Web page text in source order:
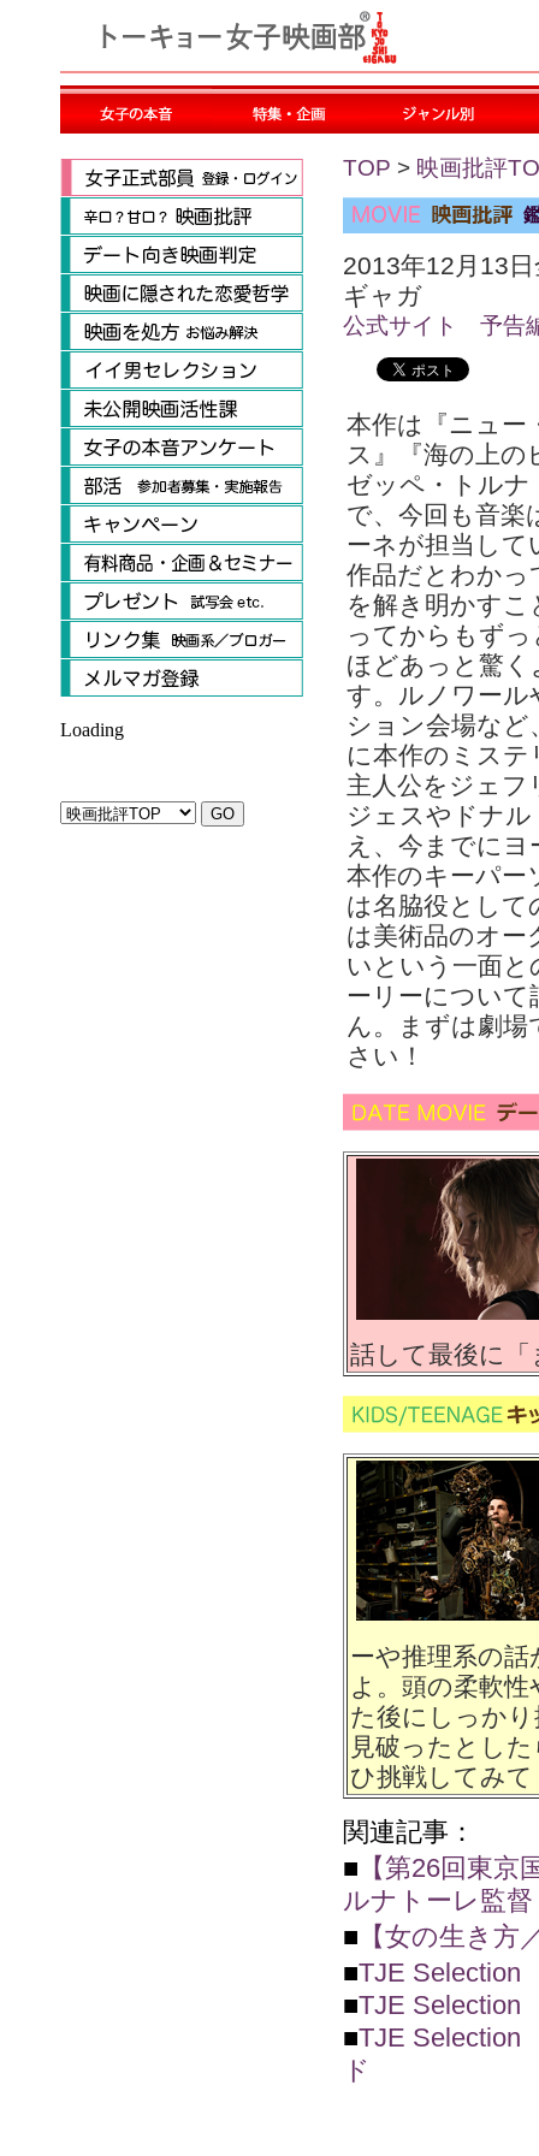
Loading
TOP > 映画批評
2013年12月13
ギャガ
公式サイト 予告
本作は『ニュー
ス』『海の上
ゼッペ・トルナ
で、今回も音楽
ーネが担当し
作品だとわかっ
を解き明かす
ってからもず
ほどあっと驚
す。ルノワール
ション会場な
に本作のミス
主人公をジェフ
ジェスやドナ
え、今までに
本作のキーパー
は名脇役として
は美術品のオー
いという一面
ーリーについ
ん。まずは劇
さい！
話して最後に
ーや推理系の
よ。頭の柔軟
た後にしっか
見破ったとし
ひ挑戦してみ
関連記事：
■ 【第26回東
ルナトーレ監督
■ 【女の生き
■TJE
■TJE
■TJE
ド